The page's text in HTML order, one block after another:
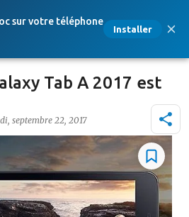
sur votre téléphone
Installer
contenu principal
Tab A 2017 est
septembre 22, 2017